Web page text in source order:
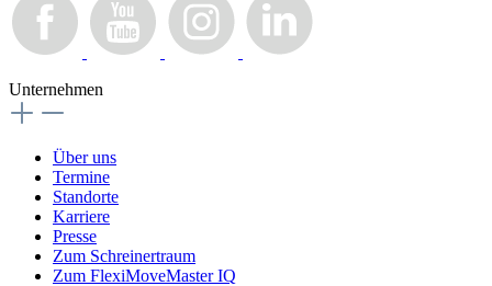
Unternehmen
Über uns
Termine
Standorte
Karriere
Presse
Zum Schreinertraum
Zum FlexiMoveMaster IQ